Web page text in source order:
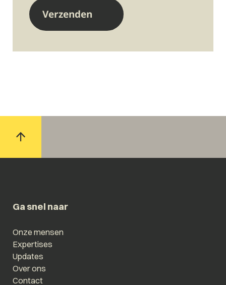
Ga snel naar
Onze mensen
Expertises
Updates
Over ons
Contact